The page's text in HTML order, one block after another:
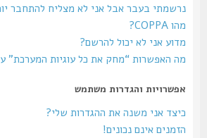
נרשמתי בעבר אבל אני לא מצליח להתחבר יותר?!
מדוע אני לא יכול להרשם?
מה האפשרות “מחק את כל עוגיות המערכת” עושה?
אפשרויות והגדרות משתמש
כיצד אני משנה את ההגדרות שלי?
הזמנים אינם נכונים!